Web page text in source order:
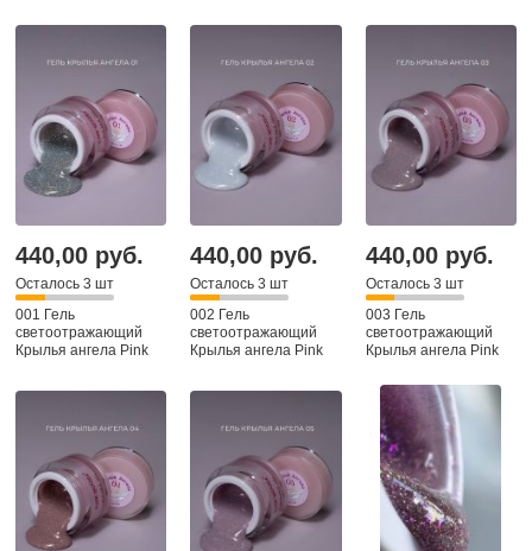
440,00 руб.
Осталось 3 шт
001 Гель
светоотражающий
Крылья ангела Pink
440,00 руб.
Осталось 3 шт
002 Гель
светоотражающий
Крылья ангела Pink
440,00 руб.
Осталось 3 шт
003 Гель
светоотражающий
Крылья ангела Pink